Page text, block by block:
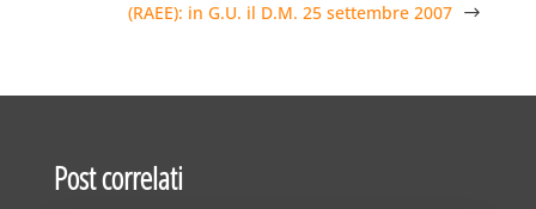
(RAEE): in G.U. il D.M. 25 settembre 2007
Post correlati